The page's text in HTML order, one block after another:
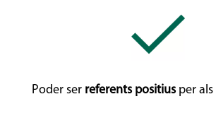
Poder ser referents positiusper als